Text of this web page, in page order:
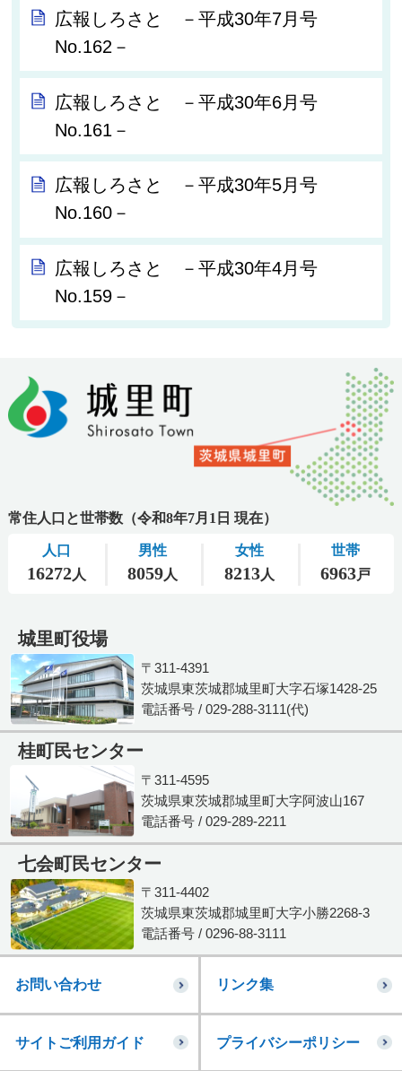
広報しろさと －平成30年7月号
No.162－
広報しろさと －平成30年6月号
No.161－
広報しろさと －平成30年5月号
No.160－
広報しろさと －平成30年4月号
No.159－
城里町役場
〒311-4391
茨城県東茨城郡城里町大字石塚1428-25
電話番号 / 029-288-3111(代)
桂町民センター
〒311-4595
茨城県東茨城郡城里町大字阿波山167
電話番号 / 029-289-2211
七会町民センター
〒311-4402
茨城県東茨城郡城里町大字小勝2268-3
電話番号 / 0296-88-3111
お問い合わせ リンク集
サイトご利用ガイド プライバシーポリシー